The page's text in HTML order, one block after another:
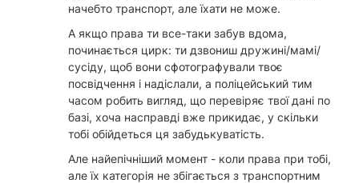
начебто транспорт, але їхати не може.
А якщо права ти все-таки забув вдома,
починається цирк: ти дзвониш дружині/мамі/
сусіду, щоб вони сфотографували твоє
посвідчення і надіслали, а поліцейський тим
часом робить вигляд, що перевіряє твої дані по
базі, хоча насправді вже прикидає, у скільки
тобі обійдеться ця забудькуватість.
Але найепічніший момент - коли права при тобі,
але їх категорія не збігається з транспортним